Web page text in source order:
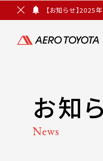
【お知らせ】2025
ら
せ
お知
News